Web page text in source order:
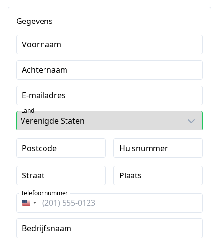
Gegevens
Voornaam
Achternaam
E-mailadres
Land
Postcode Huisnummer
Straat Plaats
Verenigde
Staten
+1
Telefoonnummer
Bedrijfsnaam